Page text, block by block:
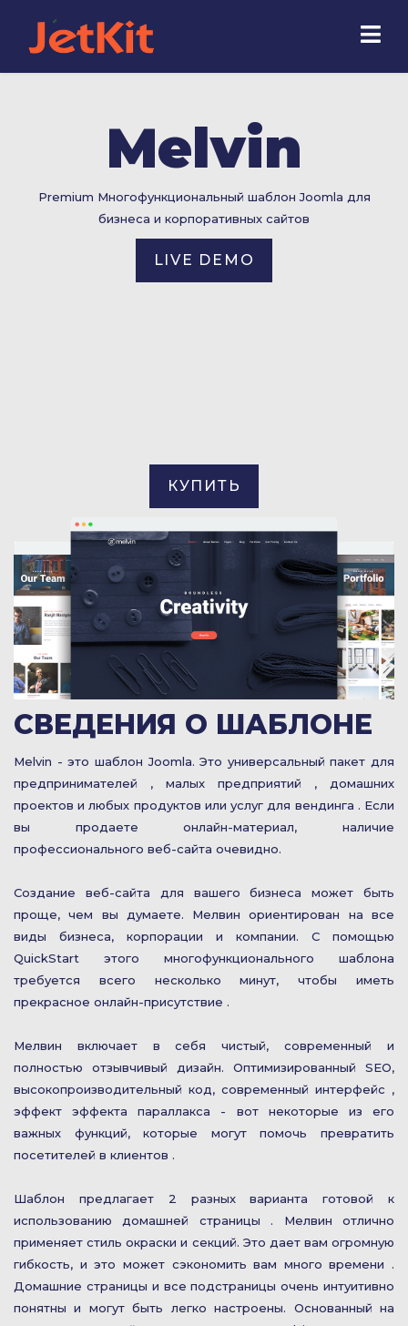
Melvin
Premium Многофункциональный шаблон Joomla для
бизнеса и корпоративных сайтов
LIVE DEMO
КУПИТЬ
СВЕДЕНИЯ О ШАБЛОНЕ
Melvin - это шаблон Joomla. Это универсальный пакет для
предпринимателей , малых предприятий , домашних
проектов и любых продуктов или услуг для вендинга . Если
вы продаете онлайн-материал, наличие
профессионального веб-сайта очевидно.
Создание веб-сайта для вашего бизнеса может быть
проще, чем вы думаете. Мелвин ориентирован на все
виды бизнеса, корпорации и компании. С помощью
QuickStart этого многофункционального шаблона
требуется всего несколько минут, чтобы иметь
прекрасное онлайн-присутствие .
Мелвин включает в себя чистый, современный и
полностью отзывчивый дизайн. Оптимизированный SEO,
высокопроизводительный код, современный интерфейс ,
эффект эффекта параллакса - вот некоторые из его
важных функций, которые могут помочь превратить
посетителей в клиентов .
Шаблон предлагает 2 разных варианта готовой к
использованию домашней страницы . Мелвин отлично
применяет стиль окраски и секций. Это дает вам огромную
гибкость, и это может сэкономить вам много времени .
Домашние страницы и все подстраницы очень интуитивно
понятны и могут быть легко настроены. Основанный на